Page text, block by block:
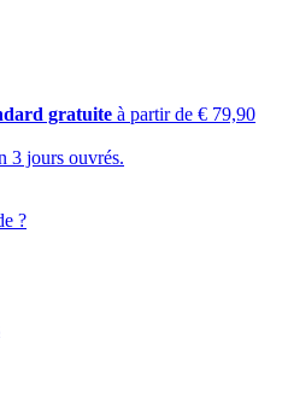
gratuite à partir de € 79,90
3 jours ouvrés.
?